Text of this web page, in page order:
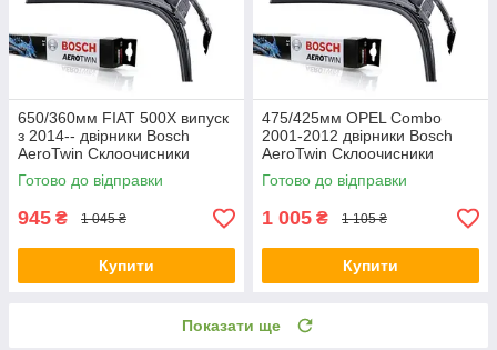
650/360мм FIAT 500X випуск
з 2014-- двірники Bosch
AeroTwin Склоочисники
Готово до відправки
945 ₴ 1 045 ₴
Купити
475/425мм OPEL Combo
2001-2012 двірники Bosch
AeroTwin Склоочисники
Готово до відправки
1 005 ₴ 1 105 ₴
Купити
Показати ще